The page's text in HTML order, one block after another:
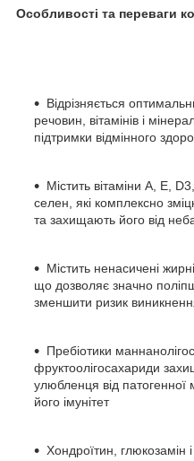
Особливості та переваги
Відрізняється
речовин, вітамінів і
підтримки відмінного
Містить вітаміни А, Е,
селен, які комплексно
та захищають його від
Містить ненасичені
що дозволяє значно
зменшити ризик
Пребіотики
фруктоолігосахариди
улюбленця від
його імунітет
Хондроїтин, глюкозамін